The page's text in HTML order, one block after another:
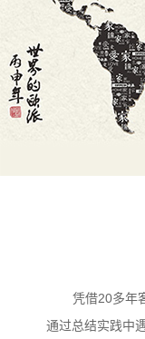
凭借20多年
通过总结实践中